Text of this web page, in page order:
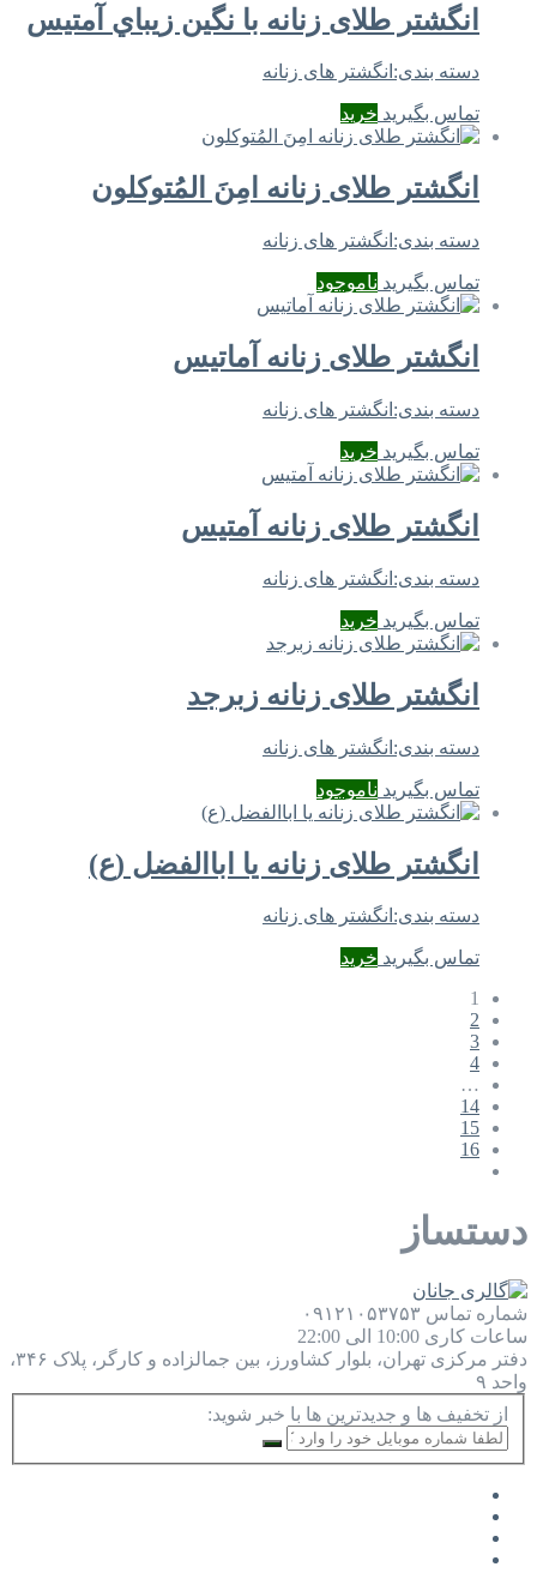
انگشتر طلای زنانه با نگين زيباي آمتيس
دسته بندی: انگشتر های زنانه
تماس بگیرید خرید
انگشتر طلای زنانه امِنَ المُتوکلون
دسته بندی: انگشتر های زنانه
تماس بگیرید ناموجود
انگشتر طلای زنانه آماتیس
دسته بندی: انگشتر های زنانه
تماس بگیرید خرید
انگشتر طلای زنانه آمتیس
دسته بندی: انگشتر های زنانه
تماس بگیرید خرید
انگشتر طلای زنانه زبرجد
دسته بندی: انگشتر های زنانه
تماس بگیرید ناموجود
انگشتر طلای زنانه یا اباالفضل (ع)
دسته بندی: انگشتر های زنانه
تماس بگیرید خرید
1
2
3
4
…
14
15
16
دستساز
شماره تماس ۰۹۱۲۱۰۵۳۷۵۳
ساعات کاری 10:00 الی 22:00
دفتر مرکزی
تهران، بلوار کشاورز، بین جمالزاده و کارگر، پلاک ۳۴۶،
واحد ۹
از تخفیف ها و جدیدترین ها با خبر شوید: